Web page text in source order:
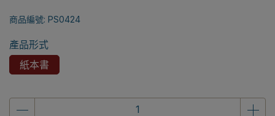
商品編號: PS0424
產品形式
紙本書